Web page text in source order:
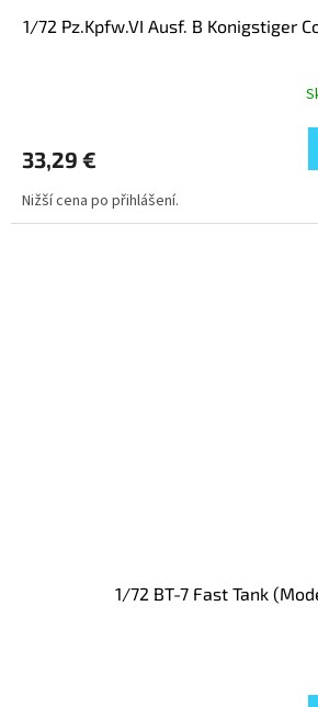
1/72 Pz.Kpfw.VI Ausf. B Konigstiger
33,29 €
Nižší cena po přihlášení.
1/72 BT-7 Fast Tank